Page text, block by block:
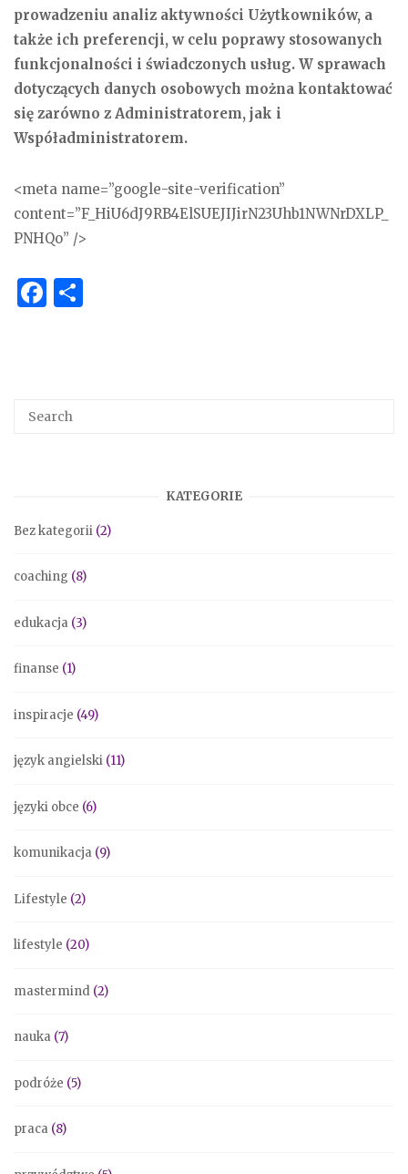
prowadzeniu analiz aktywności Użytkowników, a
także ich preferencji, w celu poprawy stosowanych
funkcjonalności i świadczonych usług. W sprawach
dotyczących danych osobowych można kontaktować
się zarówno z Administratorem, jak i
Współadministratorem.
<meta name=”google-site-verification”
content=”F_HiU6dJ9RB4ElSUEJIJirN23Uhb1NWNrDXLP_
PNHQo” />
F
b
KATEGORIE
Bez kategorii (2)
coaching (8)
edukacja (3)
finanse (1)
inspiracje (49)
język angielski (11)
języki obce (6)
komunikacja (9)
Lifestyle (2)
lifestyle (20)
mastermind (2)
nauka (7)
podróże (5)
praca (8)